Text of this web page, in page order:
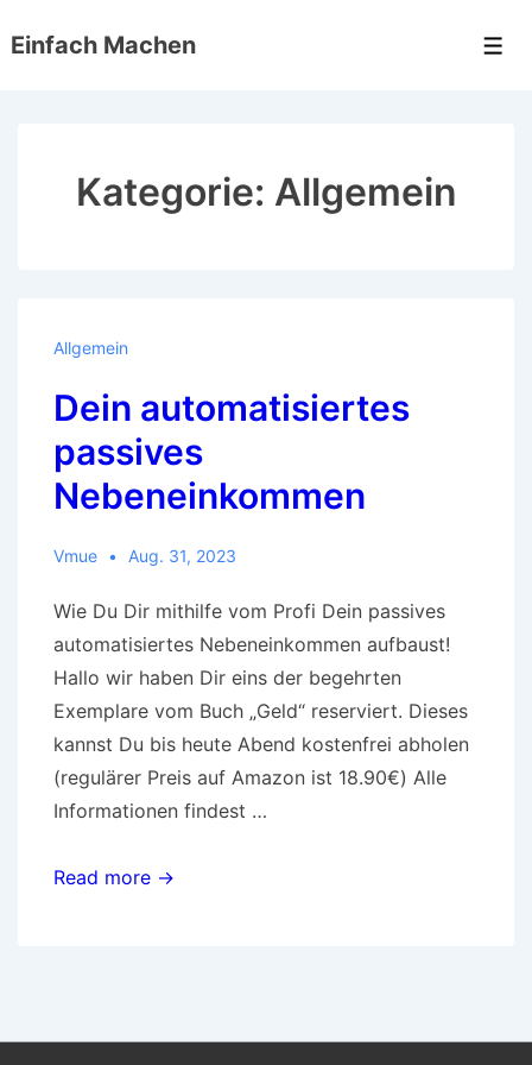
Zum
Einfach Machen
Kategorie: Allgemein
Allgemein
Dein automatisiertes
passives
Nebeneinkommen
Vmue Aug. 31, 2023
Wie Du Dir mithilfe vom Profi Dein passives
automatisiertes Nebeneinkommen aufbaust!
Hallo wir haben Dir eins der begehrten
Exemplare vom Buch „Geld“ reserviert. Dieses
kannst Du bis heute Abend kostenfrei abholen
(regulärer Preis auf Amazon ist 18.90€) Alle
Informationen findest …
Dein
Read more →